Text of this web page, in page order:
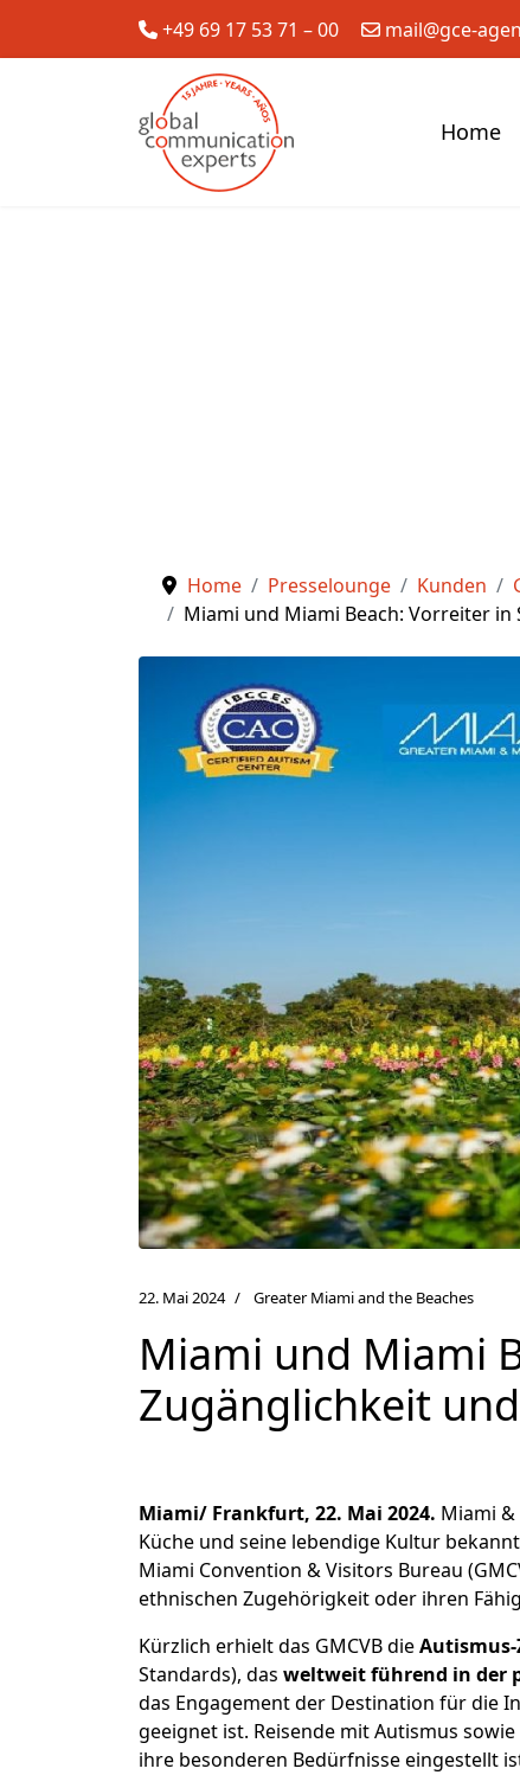
+49 69 17 53 71 – 00 mail@gce-
Home
Home Presselounge Kunden
Miami und Miami Beach: Vorreiter
22. Mai 2024 Greater Miami and the Beaches
Miami und Miami
Zugänglichkeit
Miami/ Frankfurt, 22. Mai 2024. Miami
Küche und seine lebendige Kultur
Miami Convention & Visitors Bureau
ethnischen Zugehörigkeit oder ihren
Kürzlich erhielt das GMCVB dieAutismus-
Standards), das weltweit führend in der
das Engagement der Destination für die
geeignet ist. Reisende mit Autismus
ihre besonderen Bedürfnisse eingestellt